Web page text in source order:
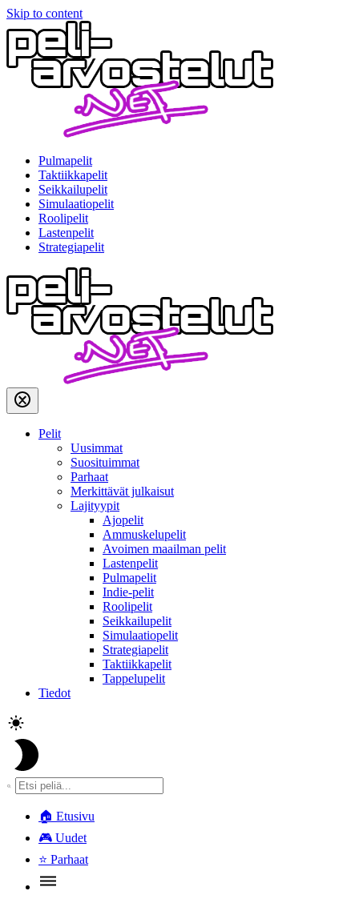
Skip to content
Pulmapelit
Taktiikkapelit
Seikkailupelit
Simulaatiopelit
Roolipelit
Lastenpelit
Strategiapelit
Pelit
Uusimmat
Suosituimmat
Parhaat
Merkittävät julkaisut
Lajityypit
Ajopelit
Ammuskelupelit
Avoimen maailman pelit
Lastenpelit
Pulmapelit
Indie-pelit
Roolipelit
Seikkailupelit
Simulaatiopelit
Strategiapelit
Taktiikkapelit
Tappelupelit
Tiedot
🏠 Etusivu
🎮 Uudet
⭐ Parhaat